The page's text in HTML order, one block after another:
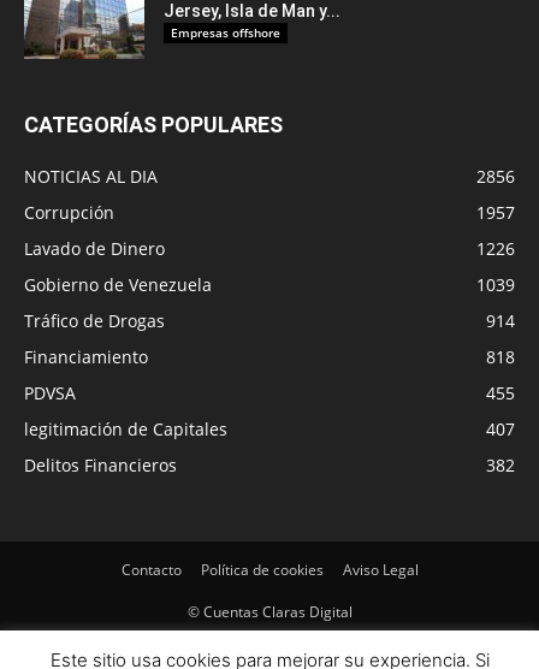
Jersey, Isla de Man y...
Empresas offshore
CATEGORÍAS POPULARES
NOTICIAS AL DIA
2856
Corrupción
1957
Lavado de Dinero
1226
Gobierno de Venezuela
1039
Tráfico de Drogas
914
Financiamiento
818
PDVSA
455
legitimación de Capitales
407
Delitos Financieros
382
Contacto Política de cookies Aviso Legal
© Cuentas Claras Digital
Este sitio usa cookies para mejorar su experiencia. Si